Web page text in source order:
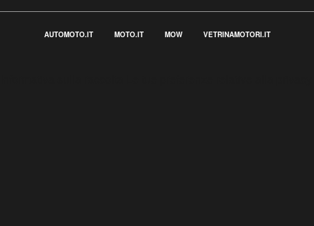
AUTOMOTO.IT MOTO.IT MOW VETRINAMOTORI.IT